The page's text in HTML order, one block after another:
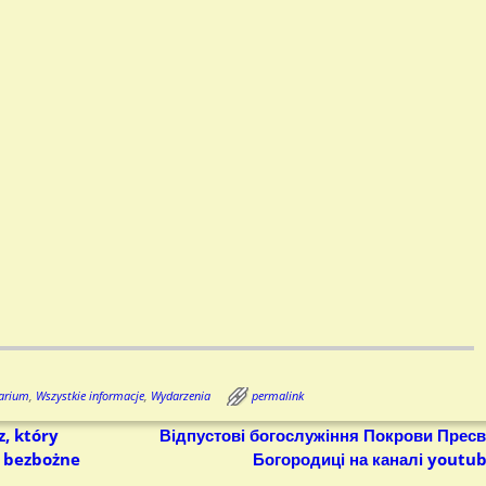
, Wszystkie informacje, Wydarzenia permalink
który
Відпустові богослужіння Покрови
Богородиці на каналі